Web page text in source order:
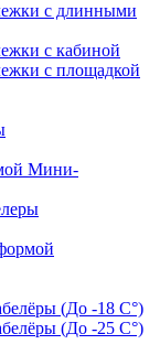
с длинными
с кабиной
с площадкой
Мини-
(До -18 C°)
(До -25 C°)